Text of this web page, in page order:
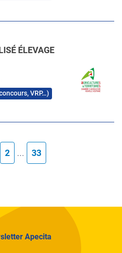
ÉLEVAGE
VRP…)
2 ... 33
Apecita